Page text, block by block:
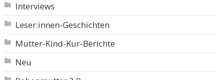
Interviews
Leser:innen-Geschichten
Mutter-Kind-Kur-Berichte
Neu